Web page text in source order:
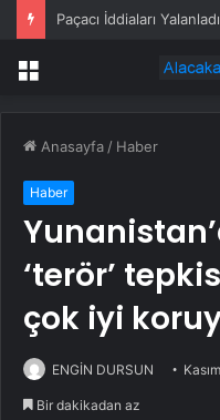
Paçacı İddiaları Yalanladı
Menü
Anasayfa / Haber
Haber
‘terör’
çok iyi
ENGİN DURSUN
Bir dakikadan az